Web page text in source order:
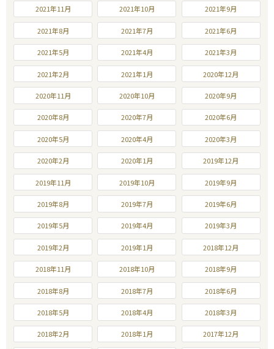
2021年11月 2021年10月 2021年9月
2021年8月 2021年7月 2021年6月
2021年5月 2021年4月 2021年3月
2021年2月 2021年1月 2020年12月
2020年11月 2020年10月 2020年9月
2020年8月 2020年7月 2020年6月
2020年5月 2020年4月 2020年3月
2020年2月 2020年1月 2019年12月
2019年11月 2019年10月 2019年9月
2019年8月 2019年7月 2019年6月
2019年5月 2019年4月 2019年3月
2019年2月 2019年1月 2018年12月
2018年11月 2018年10月 2018年9月
2018年8月 2018年7月 2018年6月
2018年5月 2018年4月 2018年3月
2018年2月 2018年1月 2017年12月